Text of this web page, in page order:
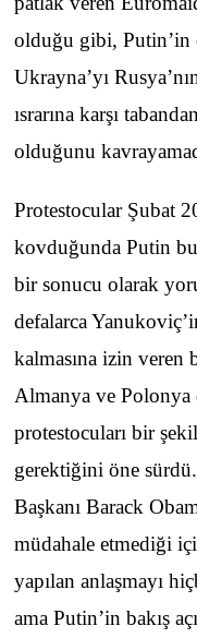
olduğu gibi, Putin’in
Ukrayna’yı
ısrarına karşı
olduğunu
Protestocular Şubat
kovduğunda Putin
bir sonucu olarak
defalarca
kalmasına izin veren
Almanya ve Polonya
protestocuları bir
gerektiğini öne
Başkanı Barack
müdahale etmediği
yapılan anlaşmayı
ama Putin’in bakış